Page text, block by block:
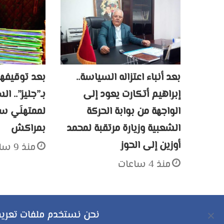
بعد أنباء اعتزاله السياسة..
إبراهيم أتكارت يعود إلى
الواجهة من بوابة الحركة
الشعبية وزيارة مرتقبة لمحمد
أوزين إلى الحوز
منذ 4 ساعات
بعد
بـ”جليز”..
لممتهنَي
بمراكش
منذ 9 ساعات
حقوق النشر محفوظة © 2026 لموقع مراكش بوستنحن نستخدم ملفات